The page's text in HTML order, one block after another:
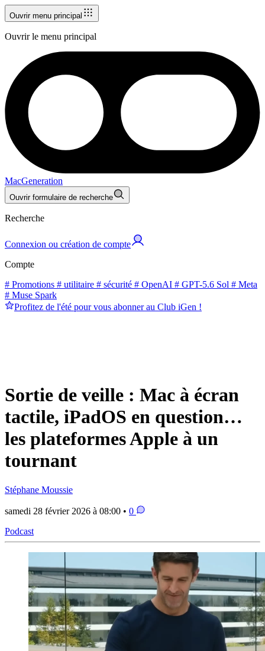
Ouvrir menu principal
Ouvrir le menu principal
MacGeneration
Ouvrir formulaire de recherche
Recherche
Connexion ou création de compte
Compte
# Promotions # utilitaire # sécurité # OpenAI # GPT-5.6 Sol # Meta
# Muse Spark
Profitez de l'été pour vous abonner au Club iGen !
Sortie de veille : Mac à écran
tactile, iPadOS en question…
les plateformes Apple à un
tournant
Stéphane Moussie
samedi 28 février 2026 à 08:00 • 0
Podcast